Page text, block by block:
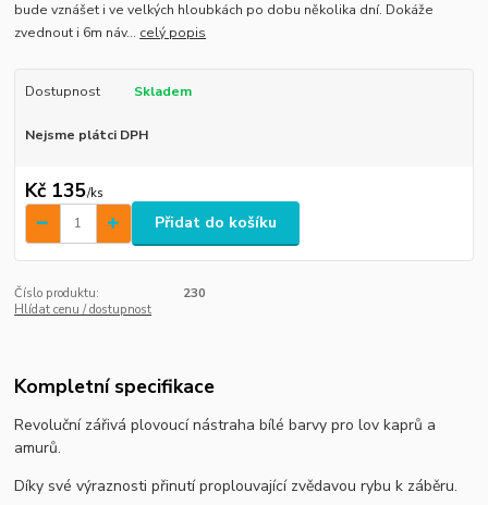
bude vznášet i ve velkých hloubkách po dobu několika dní. Dokáže
zvednout i 6m náv... celý popis
Dostupnost Skladem
Nejsme plátci DPH
Kč 135/ks
Přidat do košíku
Číslo produktu:
230
Hlídat cenu / dostupnost
Kompletní specifikace
Revoluční zářivá plovoucí nástraha bílé barvy pro lov kaprů a
amurů.
Díky své výraznosti přinutí proplouvající zvědavou rybu k záběru.